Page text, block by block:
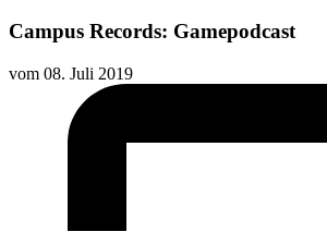
Campus Records: Gamepodcast
vom 08. Juli 2019